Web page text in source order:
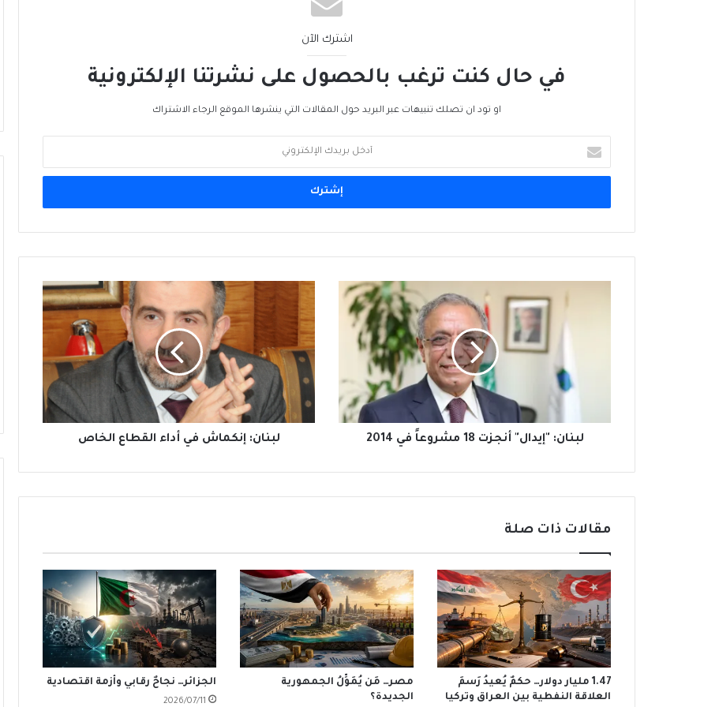
من الغاز إلى الجغرافيا السياسية… ماذا يُغيّرُ
خط نيجيريا–المغرب؟
هرمز… لكن البحر الأحمر ليس أكثر أمانًا
اشترك الآن
في حال كنت ترغب بالحصول على نشرتنا الإلكترونية
او تود ان تصلك تنبيهات عبر البريد حول المقالات التي ينشرها الموقع الرجاء الاشتراك
بريدك
الإلكتروني
لبنان: "إيدال" أنجزت 18 مشروعاً في 2014
لبنان:
في
أداء
القطاع
الخاص
لبنان: إنكماش في أداء القطاع الخاص
مقالات ذات صلة
1.47 مليار دولار… حكمٌ يُعيدُ رَسمَ
العلاقة النفطية بين العراق وتركيا
مصر… مَن يُمَوِّلُ الجمهورية
الجديدة؟
الجزائر… نجاحٌ رقابي وأزمة اقتصادية
2026/07/11